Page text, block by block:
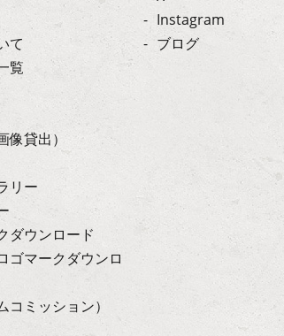
て
覧
貸出）
リー
ダウンロード
ゴマークダウンロ
コミッション）
Instagram
ブログ